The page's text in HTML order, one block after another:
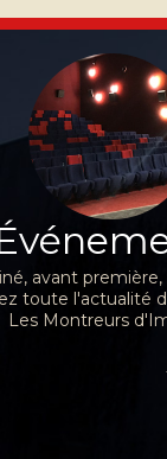
avant
toute l'actualité
Les Montreurs